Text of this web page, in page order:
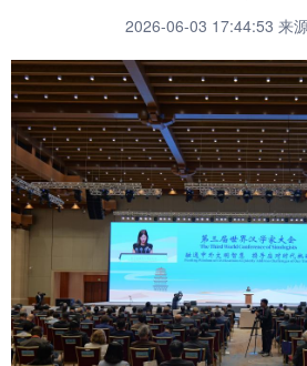
财经
台湾 思客智库 全
科技 科创
文化 书画
访谈 视频
中央文件
食品 人居 信
学术中国 乡村振兴
2026-06-03 17:44:53 来